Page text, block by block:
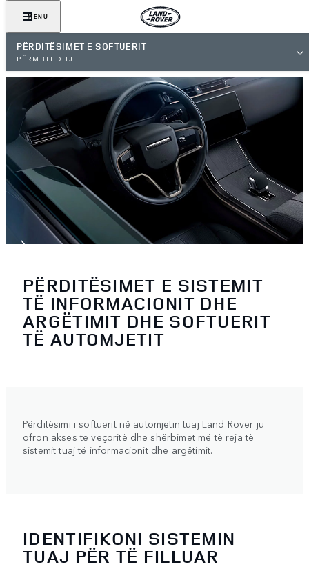
MENU
PËRDITËSIMET E SOFTUERIT
PËRMBLEDHJE
PËRDITËSIMET E SISTEMIT
TË INFORMACIONIT DHE
ARGËTIMIT DHE SOFTUERIT
TË AUTOMJETIT
Përditësimi i softuerit në automjetin tuaj Land Rover ju
ofron akses te veçoritë dhe shërbimet më të reja të
sistemit tuaj të informacionit dhe argëtimit.
IDENTIFIKONI SISTEMIN
TUAJ PËR TË FILLUAR